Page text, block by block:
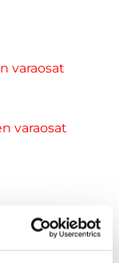
varaosat
varaosat